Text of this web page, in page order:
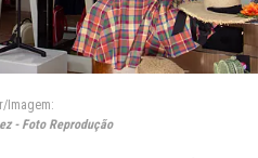
Imagem:
- Foto Reprodução